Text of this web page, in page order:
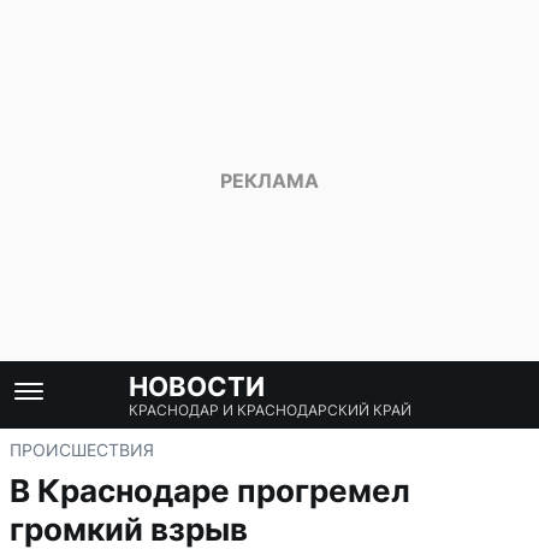
НОВОСТИ
КРАСНОДАР И КРАСНОДАРСКИЙ КРАЙ
ПРОИСШЕСТВИЯ
В Краснодаре прогремел
громкий взрыв